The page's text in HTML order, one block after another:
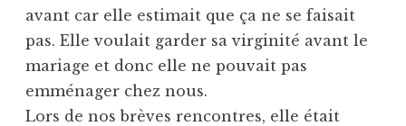
avant car elle estimait que ça ne se faisait
pas. Elle voulait garder sa virginité avant le
mariage et donc elle ne pouvait pas
emménager chez nous.
Lors de nos brèves rencontres, elle était